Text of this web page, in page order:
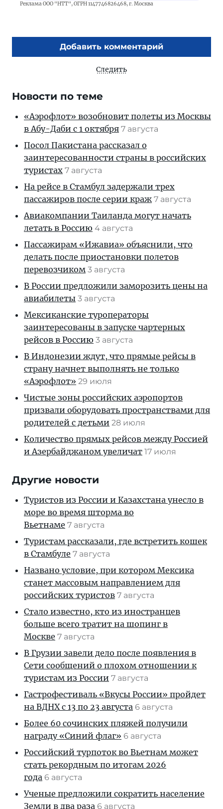
Реклама ООО "НТТ", ОГРН 1147746826468, г. Москва
Добавить комментарий
Следить
Новости по теме
«Аэрофлот» возобновит полеты из Москвы
в Абу-Даби с 1 октября 7 августа
Посол Пакистана рассказал о
заинтересованности страны в российских
туристах 7 августа
На рейсе в Стамбул задержали трех
пассажиров после серии краж 7 августа
Авиакомпании Таиланда могут начать
летать в Россию 4 августа
Пассажирам «Ижавиа» объяснили, что
делать после приостановки полетов
перевозчиком 3 августа
В России предложили заморозить цены на
авиабилеты 3 августа
Мексиканские туроператоры
заинтересованы в запуске чартерных
рейсов в Россию 3 августа
В Индонезии ждут, что прямые рейсы в
страну начнет выполнять не только
«Аэрофлот» 29 июля
Чистые зоны российских аэропортов
призвали оборудовать пространствами для
родителей с детьми 28 июля
Количество прямых рейсов между Россией
и Азербайджаном увеличат 17 июля
Другие новости
Туристов из России и Казахстана унесло в
море во время шторма во
Вьетнаме 7 августа
Туристам рассказали, где встретить кошек
в Стамбуле 7 августа
Названо условие, при котором Мексика
станет массовым направлением для
российских туристов 7 августа
Стало известно, кто из иностранцев
больше всего тратит на шопинг в
Москве 7 августа
В Грузии завели дело после появления в
Сети сообщений о плохом отношении к
туристам из России 7 августа
Гастрофестиваль «Вкусы России» пройдет
на ВДНХ с 13 по 23 августа 6 августа
Более 60 сочинских пляжей получили
награду «Синий флаг» 6 августа
Российский турпоток во Вьетнам может
стать рекордным по итогам 2026
года 6 августа
Ученые предложили сократить население
Земли в два раза 6 августа